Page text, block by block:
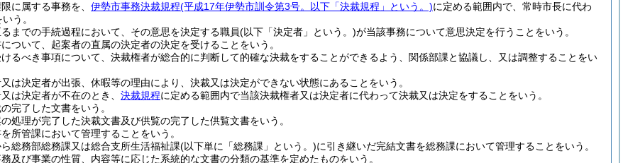
に属する事務を、 伊勢市事務決裁規程(平成17年伊勢市訓令第3号。以下「決裁規程」という。)に定める範囲内で、常時市長に代わ
う。
までの手続過程において、その意思を決定する職員(以下「決定者」という。)が当該事務について意思決定を行うことをいう。
ついて、起案者の直属の決定者の決定を受けることをいう。
るべき事項について、決裁権者が総合的に判断して的確な決裁をすることができるよう、関係部課と協議し、又は調整することをい
は決定者が出張、休暇等の理由により、決裁又は決定ができない状態にあることをいう。
は決定者が不在のとき、 決裁規程に定める範囲内で当該決裁権者又は決定者に代わって決裁又は決定をすることをいう。
完了した文書をいう。
処理が完了した決裁文書及び供覧の完了した供覧文書をいう。
所管課において管理することをいう。
総務部総務課又は総合支所生活福祉課(以下単に「総務課」という。)に引き継いだ完結文書を総務課において管理することをいう。
及び事業の性質、内容等に応じた系統的な文書の分類の基準を定めたものをいう。